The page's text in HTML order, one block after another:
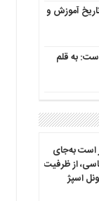
آموزش و
به قلم
است به‌جای
از ظرفیت
اسپژ